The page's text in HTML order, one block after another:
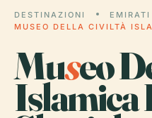
DESTINAZIONI
MUSEO DELLA CIVILTÀ
Museo
Islamica